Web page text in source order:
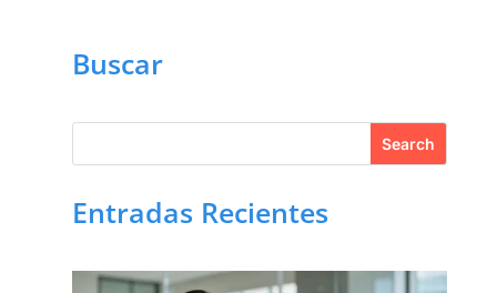
Buscar
Entradas Recientes